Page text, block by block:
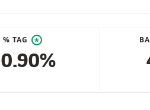
% TAG *